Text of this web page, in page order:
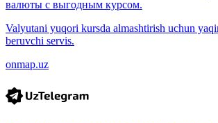
валюты с выгодным курсом.
Valyutani yuqori kursda almashtirish uchun
beruvchi servis.
onmap.uz